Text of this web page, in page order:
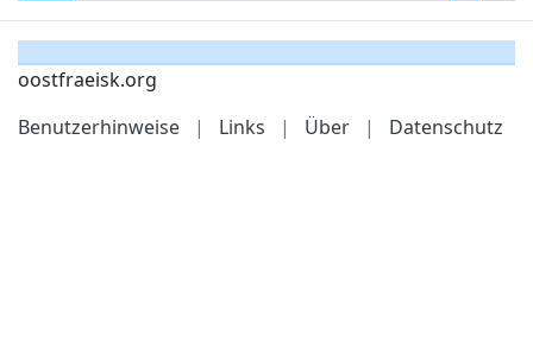
oostfraeisk.org
Benutzerhinweise
| Links | Über | Datenschutz